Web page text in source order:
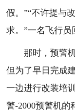
假。”“不许提与
求。”一名飞行员
那时，预警机
但为了早日完成
一边进行改装培
警-2000预警机